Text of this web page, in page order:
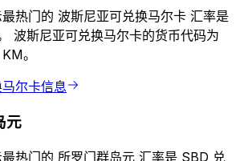
热门的 波斯尼亚可兑换马尔卡 汇率是
波斯尼亚可兑换马尔卡的货币代码为
。
尔卡信息
元
热门的 所罗门群岛元 汇率是 SBD 兑